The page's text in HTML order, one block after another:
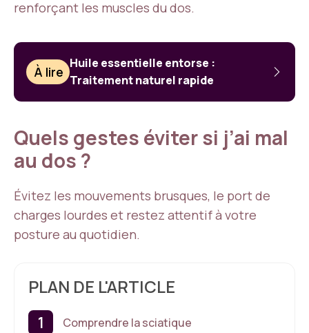
renforçant les muscles du dos.
À lire
Huile essentielle entorse :
Traitement naturel rapide
Quels gestes éviter si j’ai mal
au dos ?
Évitez les mouvements brusques, le port de
charges lourdes et restez attentif à votre
posture au quotidien.
PLAN DE L'ARTICLE
Comprendre la sciatique